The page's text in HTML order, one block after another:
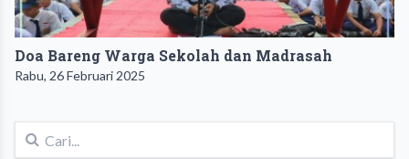
Doa Bareng Warga Sekolah dan Madrasah
Rabu, 26 Februari 2025